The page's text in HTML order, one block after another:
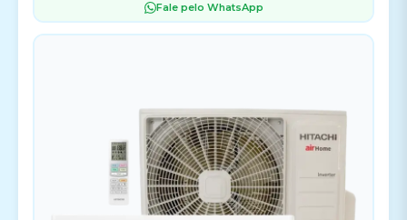
Fale pelo WhatsApp